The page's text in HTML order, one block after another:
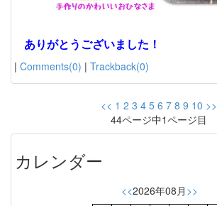
ありがとうございました！
| Comments(0) | Trackback(0)
<< 1 2 3 4 5 6 7 8 9 10 >>
44ページ中1ページ目
カレンダー
<<2026年08月 >>